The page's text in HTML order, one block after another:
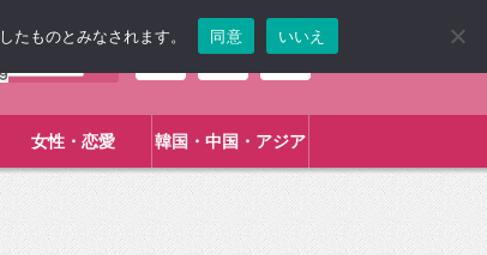
女性・恋愛 韓国・中国・アジア
ものとみなされます。 同意 いいえ